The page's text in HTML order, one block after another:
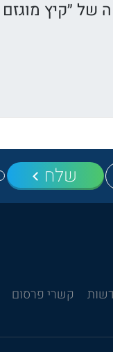
של ״קיץ מוגזם
שלח
קשרי פרסום